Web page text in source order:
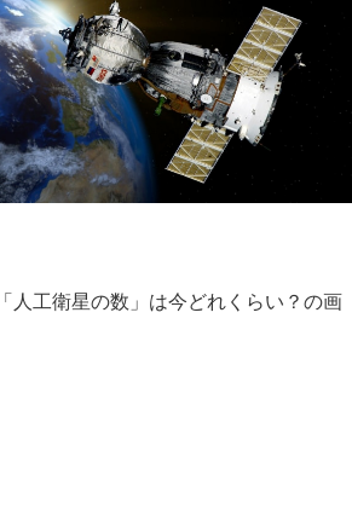
人工衛星の数」は今どれくらい？の画